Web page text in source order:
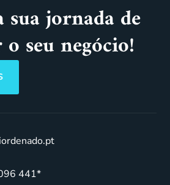
sua jornada de
seu negócio!
441*